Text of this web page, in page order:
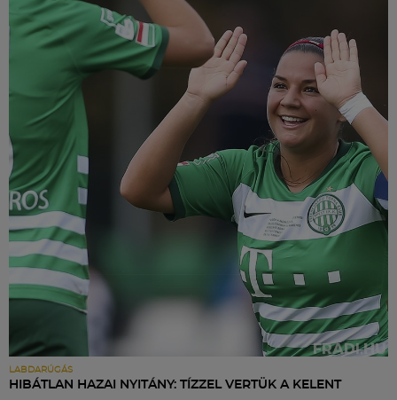
LABDARÚGÁS
HIBÁTLAN HAZAI NYITÁNY: TÍZZEL VERTÜK A KELENT